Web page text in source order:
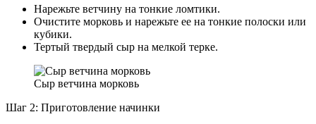
Нарежьте ветчину на тонкие ломтики.
Очистите морковь и нарежьте ее на тонкие полоски или
кубики.
Тертый твердый сыр на мелкой терке.
Сыр ветчина морковь
Шаг 2: Приготовление начинки